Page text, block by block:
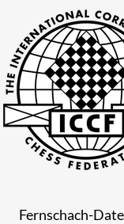
Fernschach-